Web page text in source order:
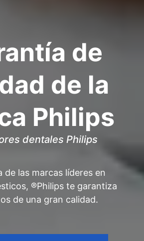
de
de la
Philips
dentales Philips
de las marcas líderes en
®Philips te garantiza
de una gran calidad.